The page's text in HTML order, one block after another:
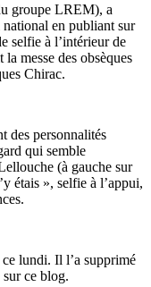
groupe LREM), a
en publiant sur
selfie à l’intérieur de
messe des obsèques
Chirac.
des personnalités
qui semble
(à gauche sur
étais », selfie à l’appui,
lundi. Il l’a supprimé
ce blog.